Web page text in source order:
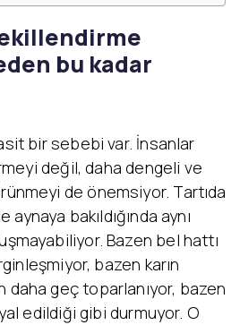
bu kadar
bir sebebi var. İnsanlar
değil, daha dengeli ve
de önemsiyor. Tartıda
bakıldığında aynı
Bazen bel hattı
bazen karın
geç toparlanıyor, bazen
edildiği gibi durmuyor. O